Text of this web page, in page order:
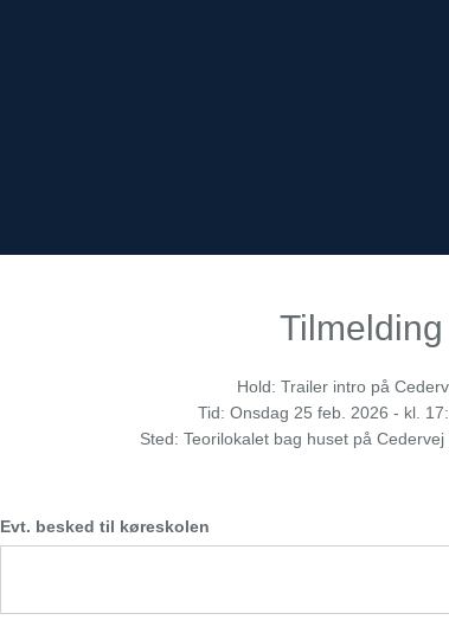
Tilmelding
Hold: Trailer intro på
Tid: Onsdag 25 feb. 2026 - kl.
Sted: Teorilokalet bag huset på
Evt. besked til køreskolen